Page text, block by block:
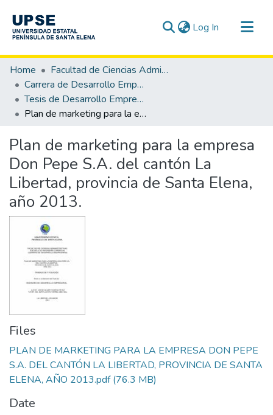
Log In (current)
Communities & Collections
All of DSpace
Statistics
Home
Facultad de Ciencias Administrativas
Carrera de Desarrollo Empresarial
Tesis de Desarrollo Empresarial
Plan de marketing para la empresa Don Pepe S.A. del cantón La Libertad, provincia de Santa Elena, año 2013.
Plan de marketing para la empresa
Don Pepe S.A. del cantón La
Libertad, provincia de Santa Elena,
año 2013.
Files
PLAN DE MARKETING PARA LA EMPRESA DON PEPE
S.A. DEL CANTÓN LA LIBERTAD, PROVINCIA DE SANTA
ELENA, AÑO 2013.pdf(76.3 MB)
Date